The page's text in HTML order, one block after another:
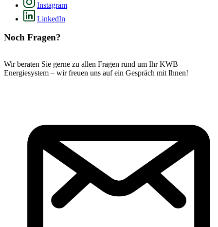
Instagram
LinkedIn
Noch Fragen?
Wir beraten Sie gerne zu allen Fragen rund um Ihr KWB
Energiesystem – wir freuen uns auf ein Gespräch mit Ihnen!